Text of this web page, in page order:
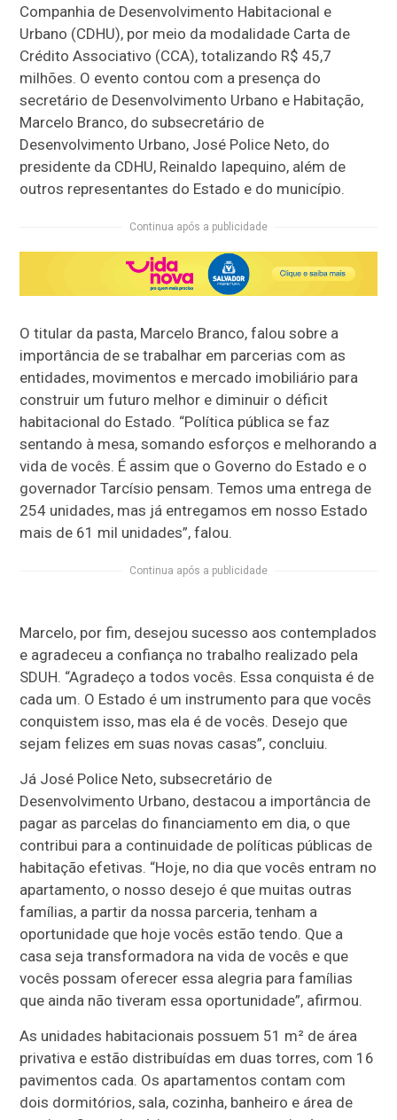
Companhia de Desenvolvimento Habitacional e
Urbano (CDHU), por meio da modalidade Carta de
Crédito Associativo (CCA), totalizando R$ 45,7
milhões. O evento contou com a presença do
secretário de Desenvolvimento Urbano e Habitação,
Marcelo Branco, do subsecretário de
Desenvolvimento Urbano, José Police Neto, do
presidente da CDHU, Reinaldo Iapequino, além de
outros representantes do Estado e do município.
Continua após a publicidade
O titular da pasta, Marcelo Branco, falou sobre a
importância de se trabalhar em parcerias com as
entidades, movimentos e mercado imobiliário para
construir um futuro melhor e diminuir o déficit
habitacional do Estado. “Política pública se faz
sentando à mesa, somando esforços e melhorando a
vida de vocês. É assim que o Governo do Estado e o
governador Tarcísio pensam. Temos uma entrega de
254 unidades, mas já entregamos em nosso Estado
mais de 61 mil unidades”, falou.
Continua após a publicidade
Marcelo, por fim, desejou sucesso aos contemplados
e agradeceu a confiança no trabalho realizado pela
SDUH. “Agradeço a todos vocês. Essa conquista é de
cada um. O Estado é um instrumento para que vocês
conquistem isso, mas ela é de vocês. Desejo que
sejam felizes em suas novas casas”, concluiu.
Já José Police Neto, subsecretário de
Desenvolvimento Urbano, destacou a importância de
pagar as parcelas do financiamento em dia, o que
contribui para a continuidade de políticas públicas de
habitação efetivas. “Hoje, no dia que vocês entram no
apartamento, o nosso desejo é que muitas outras
famílias, a partir da nossa parceria, tenham a
oportunidade que hoje vocês estão tendo. Que a
casa seja transformadora na vida de vocês e que
vocês possam oferecer essa alegria para famílias
que ainda não tiveram essa oportunidade”, afirmou.
As unidades habitacionais possuem 51 m² de área
privativa e estão distribuídas em duas torres, com 16
pavimentos cada. Os apartamentos contam com
dois dormitórios, sala, cozinha, banheiro e área de